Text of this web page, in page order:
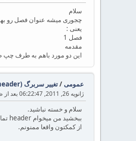
سلام
چجوری میشه عنوان فصل رو
یعنی :
فصل 1
مقدمه
این دو مورد باهم به طرف چپ
عمومی /تغییر سربرگ (header) یک کتاب و حذف خط جداکننده آن
ژانویه 26, 2011, 06:22:47 بعد از ظهر
سلام و خسته نباشید.
ببخشید من میخوام header تمام صفحاتم نام پایان نامه ام باشه و زیرش هم خط نکشه. این مورد چجوری میتونم اعمال کنم؟ خیلی عذر میخوام اگه سوالم ابتدایی هست. راهنمای زی پرشین رو هنوز پیدا نکردم.
از کمکتون واقعا ممنونم.